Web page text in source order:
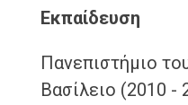
Εκπαίδευση
Πανεπιστήμιο
Βασίλειο (2010 -